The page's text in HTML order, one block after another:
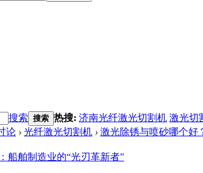
搜索 搜索 热搜: 济南光纤激光切割机 激光切
论 › 光纤激光切割机 › 激光除锈与喷砂哪个好